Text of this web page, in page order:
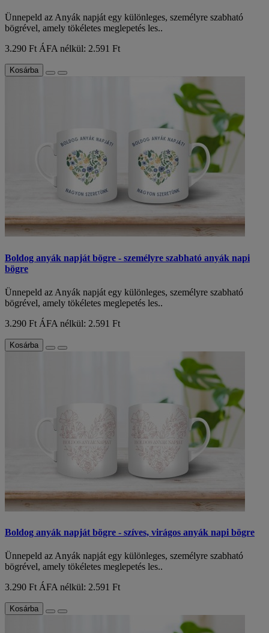
Ünnepeld az Anyák napját egy különleges, személyre szabható
bögrével, amely tökéletes meglepetés les..
3.290 Ft ÁFA nélkül: 2.591 Ft
Kosárba
Boldog anyák napját bögre - személyre szabható anyák napi
bögre
Ünnepeld az Anyák napját egy különleges, személyre szabható
bögrével, amely tökéletes meglepetés les..
3.290 Ft ÁFA nélkül: 2.591 Ft
Kosárba
Boldog anyák napját bögre - szíves, virágos anyák napi bögre
Ünnepeld az Anyák napját egy különleges, személyre szabható
bögrével, amely tökéletes meglepetés les..
3.290 Ft ÁFA nélkül: 2.591 Ft
Kosárba